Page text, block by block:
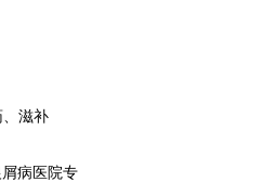
滋补
病医院专